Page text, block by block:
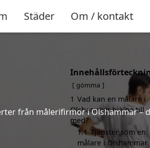
Städer Om / kontakt
från målerifirmor i Olshammar –
gömma
1 Vad kan en målare i
Olshammar hjälpa till
med?
1.1 Tjänster som en
målare i Olshammar